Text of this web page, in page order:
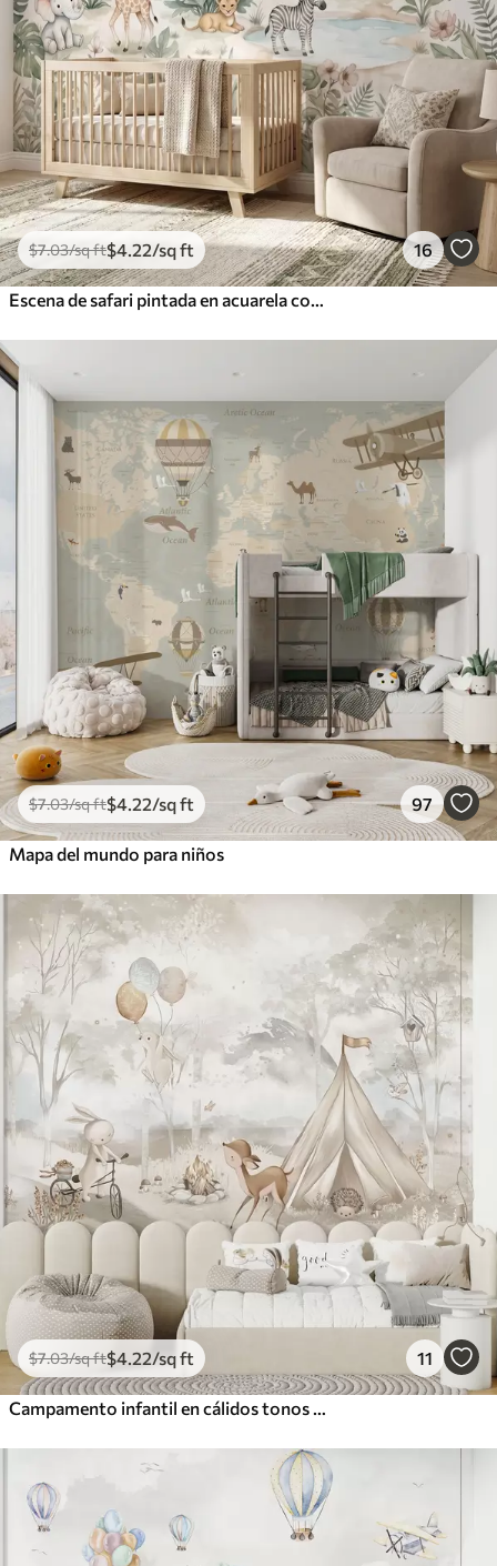
$7.03/sq ft$4 .22/sq ft 16
$7.03/sq ft$4 .22/sq ft 97
Mapa del mundo para niños
$7.03/sq ft$4 .22/sq ft 11